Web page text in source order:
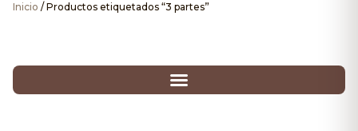
Inicio / Productos etiquetados “3 partes”